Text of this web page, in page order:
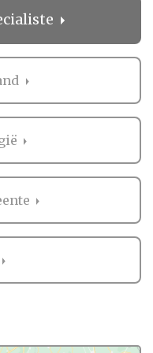
professional
Handig hè?
met
Noord-Holland
is erg
gek dat je
Holland.
en zijn
professional op
van echte
al
vind je
op onze